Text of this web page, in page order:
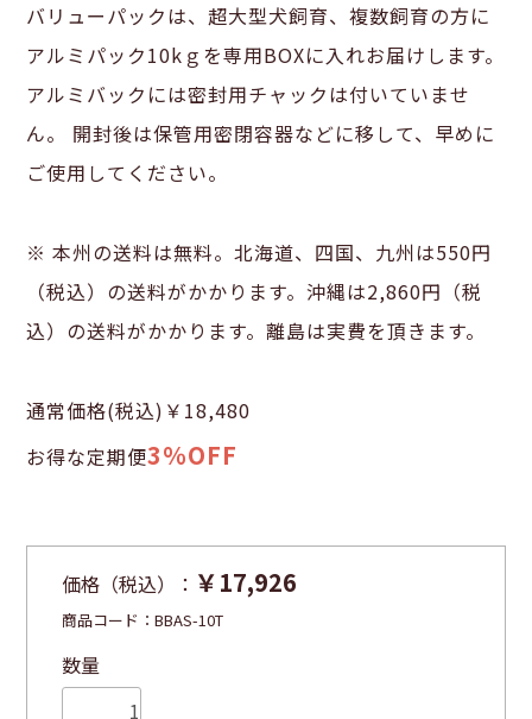
バリューパックは、超大型犬飼育、複数飼育の方に
アルミパック10kｇを専用BOXに入れお届けします。
アルミバックには密封用チャックは付いていませ
ん。 開封後は保管用密閉容器などに移して、早めに
ご使用してください。
※ 本州の送料は無料。北海道、四国、九州は550円
（税込）の送料がかかります。沖縄は2,860円（税
込）の送料がかかります。離島は実費を頂きます。
通常価格(税込)￥18,480
お得な定期便3％OFF
価格（税込）： ￥17,926
商品コード：BBAS-10T
数量